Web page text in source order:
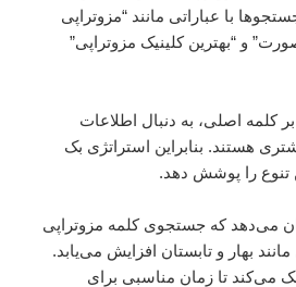
با عباراتی مانند “مزوتراپی
و “بهترین کلینیک مزوتراپی”
کلمه اصلی، به دنبال اطلاعات
هستند. بنابراین استراتژی بک
تنوع را پوشش دهد.
می‌دهد که جستجوی کلمه مزوتراپی
بهار و تابستان افزایش می‌یابد.
می‌کند تا زمان مناسبی برای